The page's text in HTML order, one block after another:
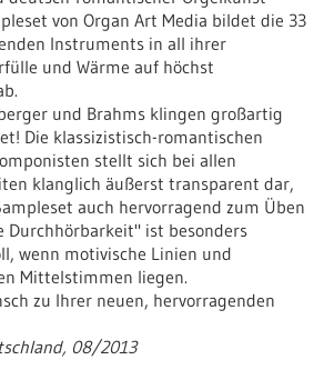
von Organ Art Media bildet die 33
Instruments in all ihrer
und Wärme auf höchst
und Brahms klingen großartig
Die klassizistisch-romantischen
stellt sich bei allen
klanglich äußerst transparent dar,
auch hervorragend zum Üben
Durchhörbarkeit" ist besonders
wenn motivische Linien und
Mittelstimmen liegen.
zu Ihrer neuen, hervorragenden
08/2013